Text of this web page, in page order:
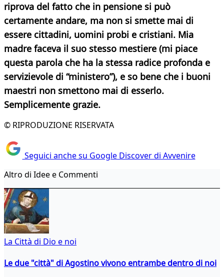
riprova del fatto che in pensione si può
certamente andare, ma non si smette mai di
essere cittadini, uomini probi e cristiani. Mia
madre faceva il suo stesso mestiere (mi piace
questa parola che ha la stessa radice profonda e
servizievole di “ministero”), e so bene che i buoni
maestri non smettono mai di esserlo.
Semplicemente grazie.
© RIPRODUZIONE RISERVATA
Seguici anche su Google Discover di Avvenire
Altro di Idee e Commenti
La Città di Dio e noi
Le due "città" di Agostino vivono entrambe dentro di noi